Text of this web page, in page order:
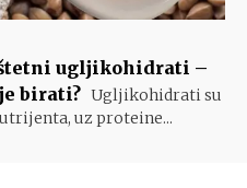
ugljikohidrati –
birati? Ugljikohidrati su
uz proteine...